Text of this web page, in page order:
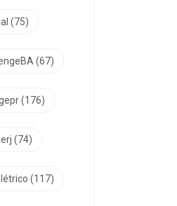
(75)
(67)
(176)
(74)
(117)